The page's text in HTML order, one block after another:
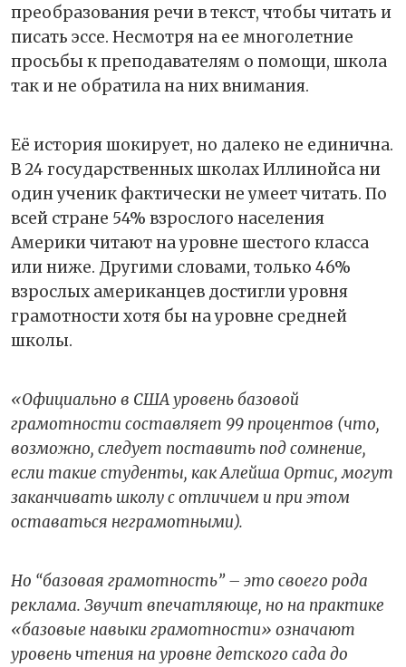
преобразования речи в текст, чтобы читать и
писать эссе. Несмотря на ее многолетние
просьбы к преподавателям о помощи, школа
так и не обратила на них внимания.
Её история шокирует, но далеко не единична.
В 24 государственных школах Иллинойса ни
один ученик фактически не умеет читать. По
всей стране 54% взрослого населения
Америки читают на уровне шестого класса
или ниже. Другими словами, только 46%
взрослых американцев достигли уровня
грамотности хотя бы на уровне средней
школы.
«Официально в США уровень базовой
грамотности составляет 99 процентов (что,
возможно, следует поставить под сомнение,
если такие студенты, как Алейша Ортис, могут
заканчивать школу с отличием и при этом
оставаться неграмотными).
Но “базовая грамотность” – это своего рода
реклама. Звучит впечатляюще, но на практике
«базовые навыки грамотности» означают
уровень чтения на уровне детского сада до